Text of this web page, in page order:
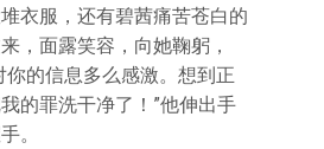
衣服，还有碧茜痛苦苍白的
，面露笑容，向她鞠躬，
你的信息多么感激。想到正
的罪洗干净了！”他伸出手
。